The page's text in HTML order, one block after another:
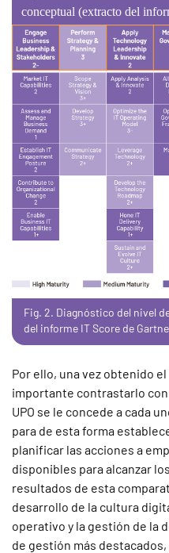
conceptual (extracto del
Fig. 2. Diagnóstico del nivel
del informe IT Score de
Por ello, una vez obtenido
importante contrastarlo
UPO se le concede a cada
para de esta forma
planificar las acciones a
disponibles para alcanzar
resultados de esta
desarrollo de la cultura
operativo y la gestión de la
de gestión más destacados,